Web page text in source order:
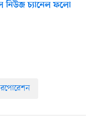
চ্যানেল ফলো